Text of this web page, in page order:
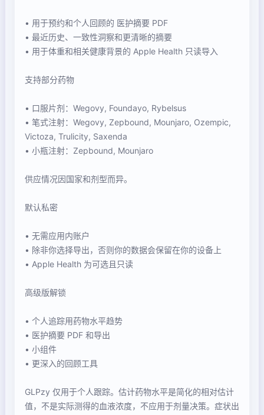
• 用于预约和个人回顾的 医护摘要 PDF
• 最近历史、一致性洞察和更清晰的摘要
• 用于体重和相关健康背景的 Apple Health 只读导入
支持部分药物
• 口服片剂：Wegovy, Foundayo, Rybelsus
• 笔式注射：Wegovy, Zepbound, Mounjaro, Ozempic,
Victoza, Trulicity, Saxenda
• 小瓶注射：Zepbound, Mounjaro
供应情况因国家和剂型而异。
默认私密
• 无需应用内账户
• 除非你选择导出，否则你的数据会保留在你的设备上
• Apple Health 为可选且只读
高级版解锁
• 个人追踪用药物水平趋势
• 医护摘要 PDF 和导出
• 小组件
• 更深入的回顾工具
GLPzy 仅用于个人跟踪。估计药物水平是简化的相对估计
值，不是实际测得的血液浓度，不应用于剂量决策。症状出